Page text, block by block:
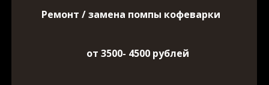
Ремонт / замена помпы кофеварки
от 3500- 4500 рублей